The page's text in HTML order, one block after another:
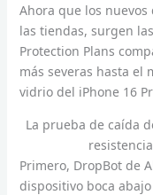
Ahora que los
las tiendas, surgen
Protection Plans
más severas hasta el
vidrio del iPhone 16
La prueba de caída
Primero, DropBot de
dispositivo boca